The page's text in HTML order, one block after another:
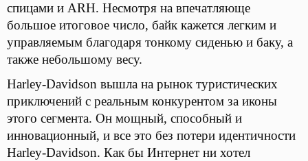
спицами и ARH. Несмотря на впечатляюще
большое итоговое число, байк кажется легким и
управляемым благодаря тонкому сиденью и баку, а
также небольшому весу.
Harley-Davidson вышла на рынок туристических
приключений с реальным конкурентом за иконы
этого сегмента. Он мощный, способный и
инновационный, и все это без потери идентичности
Harley-Davidson. Как бы Интернет ни хотел